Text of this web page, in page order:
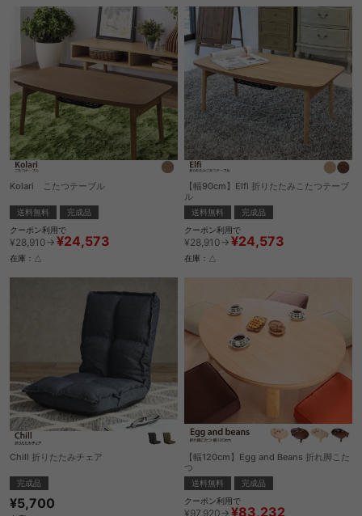
Kolari こたつテーブル
送料無料
完成品
クーポン利用で
¥28,910→ ¥24,573
在庫：△
【幅90cm】Elfi 折りたたみこたつテーブ
ル
送料無料
完成品
クーポン利用で
¥28,910→ ¥24,573
在庫：△
Chill 折りたたみチェア
完成品
¥5,700
【幅120cm】Egg and Beans 折れ脚こた
つ
送料無料
完成品
クーポン利用で
¥97,920→ ¥83,232